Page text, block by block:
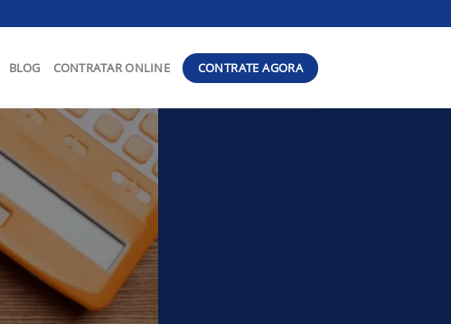
BLOG CONTRATAR ONLINE CONTRATE AGORA